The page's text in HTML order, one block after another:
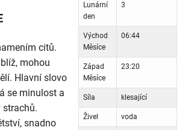
Lunární
den
3
Východ
Měsíce
06:44
Západ
Měsíce
23:20
Síla klesající
Živel voda
citů.
mohou
Hlavní slovo
se minulost a
strachů.
snadno